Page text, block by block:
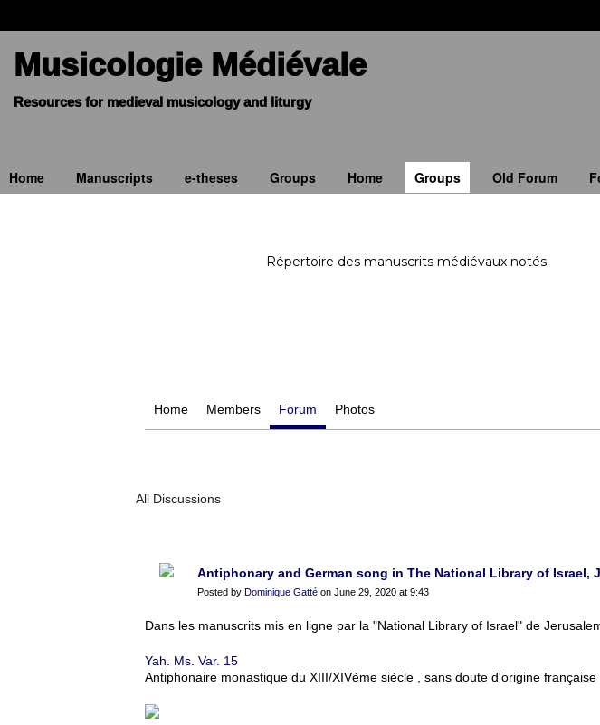
Musicologie Médiévale
Home Manuscripts e-theses Groups Home Groups Old Forum
Répertoire des manuscrits médiévaux notés
Home Members Forum Photos
All Discussions
Antiphonary and German song in The National Library of Israel,
Posted by Dominique Gatté on June 29, 2020 at 9:43
Dans les manuscrits mis en ligne par la "National Library of Israel" de
Yah. Ms. Var. 15
Antiphonaire monastique du XIII/XIVème siècle , sans doute d'origine